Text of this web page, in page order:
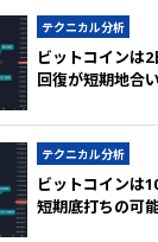
テクニカル分析
ビットコインは
回復が短期地合
テクニカル分析
ビットコインは
短期底打ちの可